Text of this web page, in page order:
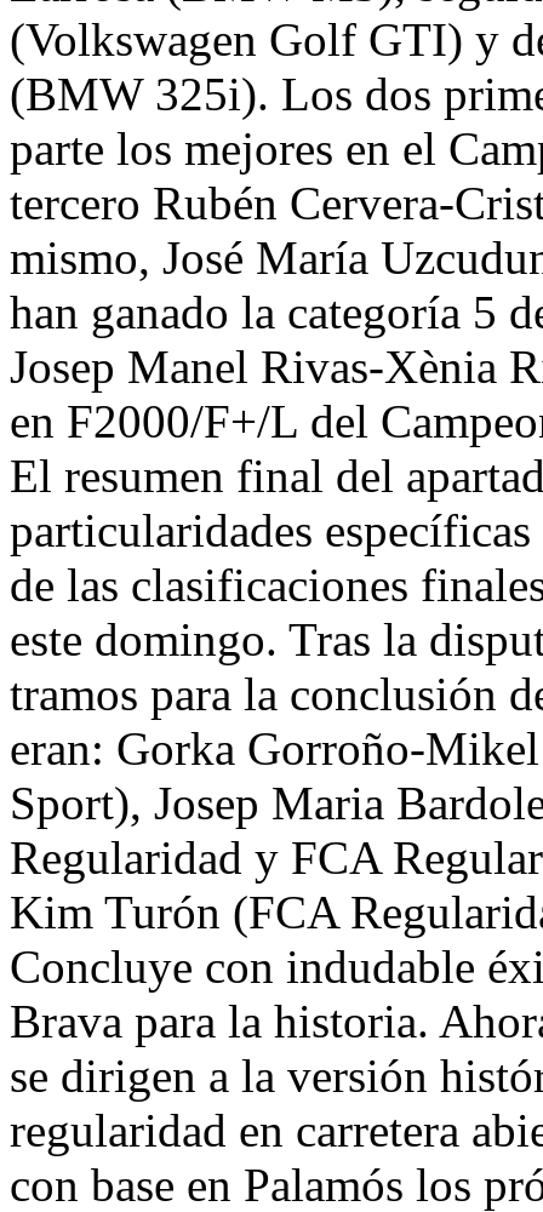
(Volkswagen Golf GTI) y
(BMW 325i). Los dos
parte los mejores en el
tercero Rubén Cervera-
mismo, José María
han ganado la categoría 5
Josep Manel Rivas-Xènia
en F2000/F+/L del
El resumen final del
particularidades
de las clasificaciones
este domingo. Tras la
tramos para la conclusión
eran: Gorka Gorroño-
Sport), Josep Maria
Regularidad y FCA
Kim Turón (FCA
Concluye con indudable
Brava para la historia.
se dirigen a la versión
regularidad en carretera
con base en Palamós los